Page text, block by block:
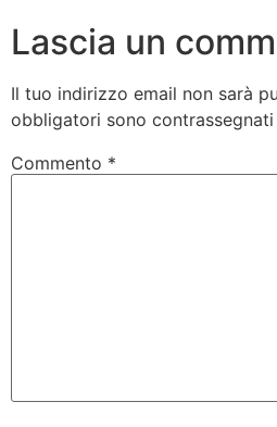
Lascia un
Il tuo indirizzo email non sarà
obbligatori sono contrassegnati
Commento *